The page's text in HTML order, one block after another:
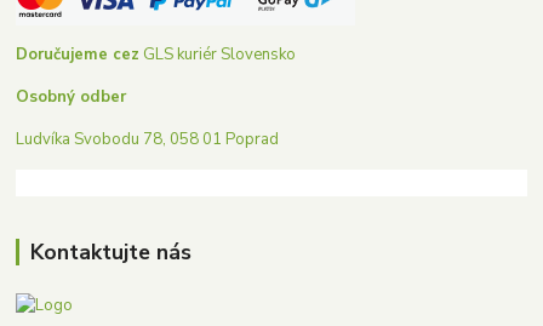
Doručujeme cez GLS kuriér Slovensko
Osobný odber
Ludvíka Svobodu 78, 058 01 Poprad
Kontaktujte nás